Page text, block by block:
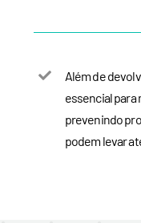
Além de
essencial para
prevenindo
podem levar